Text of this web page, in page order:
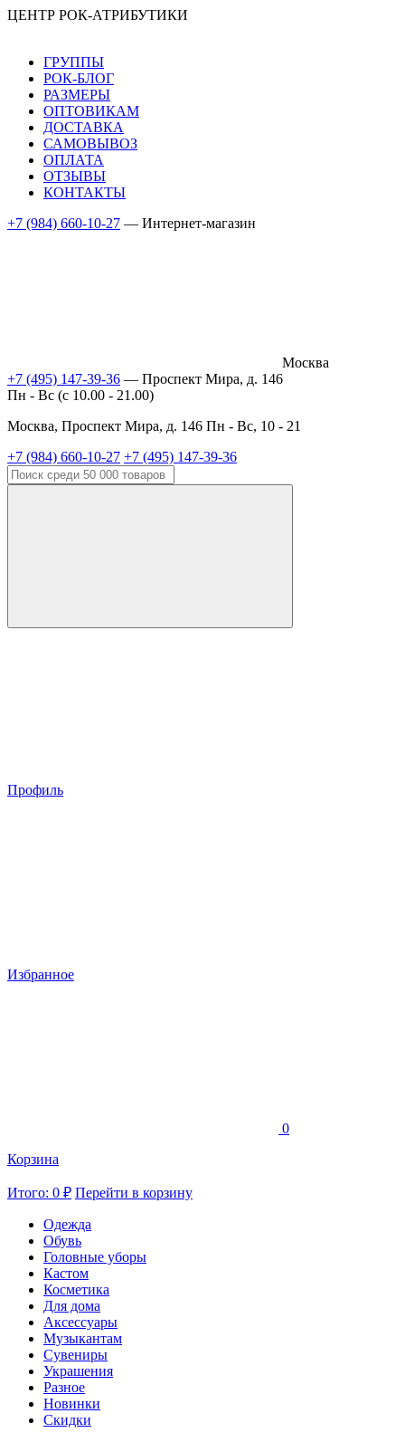
ЦЕНТР РОК-АТРИБУТИКИ
ГРУППЫ
РОК-БЛОГ
РАЗМЕРЫ
ОПТОВИКАМ
ДОСТАВКА
САМОВЫВОЗ
ОПЛАТА
ОТЗЫВЫ
КОНТАКТЫ
+7 (984) 660-10-27 — Интернет-магазин
Москва
+7 (495) 147-39-36 — Проспект Мира, д. 146
Пн - Вс (c 10.00 - 21.00)
Москва, Проспект Мира, д. 146 Пн - Вс, 10 - 21
+7 (984) 660-10-27 +7 (495) 147-39-36
Профиль
Избранное
0
Корзина
Итого: 0 ₽ Перейти в корзину
Одежда
Обувь
Головные уборы
Кастом
Косметика
Для дома
Аксессуары
Музыкантам
Сувениры
Украшения
Разное
Новинки
Скидки